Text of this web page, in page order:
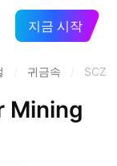
지금 시작
귀금속 SCZ
Mining